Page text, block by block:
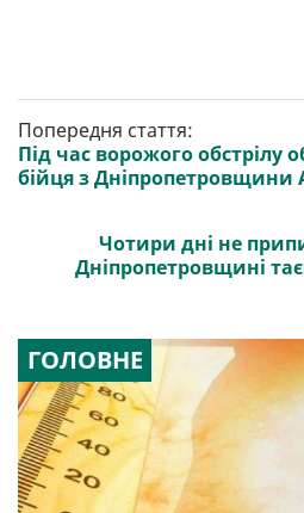
Попередня стаття:
Під час ворожого обстрілу
бійця з Дніпропетровщини
Чотири дні не
Дніпропетровщині
ГОЛОВНЕ